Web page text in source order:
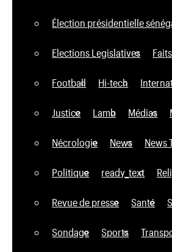
Élection présidentielle
Elections Legislatives
Football Hi-tech
Justice Lamb Médias
Nécrologie News News
Politique ready_text
Revue de presse Santé
Sondage Sports